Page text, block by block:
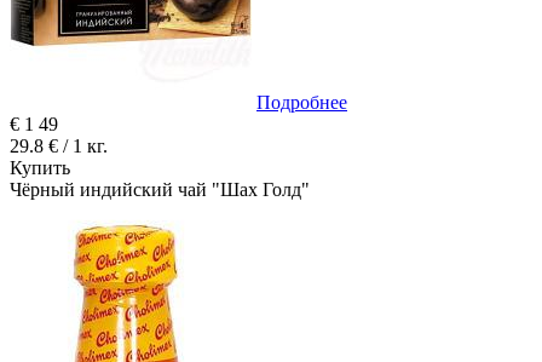
Подробнее
€ 1 49
29.8 € / 1 кг.
Купить
Чёрный индийский чай "Шах Голд"